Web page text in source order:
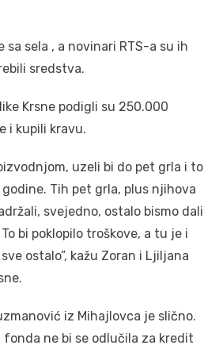
sa sela , a novinari RTS-a su ih
sredstva.
Krsne podigli su 250.000
i kupili kravu.
uzeli bi do pet grla i to
Tih pet grla, plus njihova
svejedno, ostalo bismo dali
bi poklopilo troškove, a tu je i
ostalo”, kažu Zoran i Ljiljana
iz Mihajlovca je slično.
fonda ne bi se odlučila za kredit